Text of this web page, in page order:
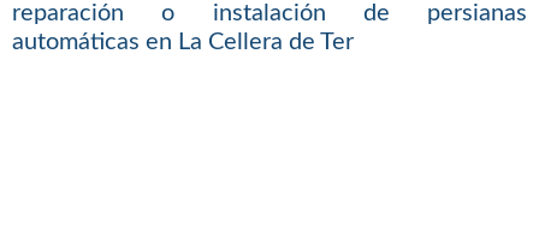
reparación o instalación de persianas
automáticas en La Cellera de Ter